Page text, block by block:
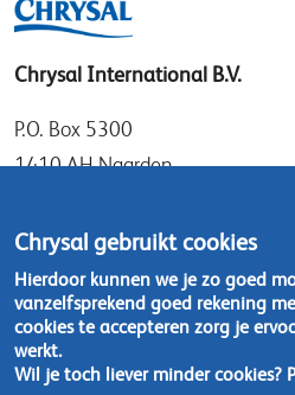
Chrysal International B.V.
P.O. Box 5300
1410 AH Naarden
1411 DD Naarden
Nederland
Tel: +31 (0)35 - 695 58 88
Neem contact op
Chrysal gebruikt cookies
Hierdoor kunnen we je zo goed
vanzelfsprekend goed rekening
cookies te accepteren zorg je
werkt.
Wil je toch liever minder cookies?